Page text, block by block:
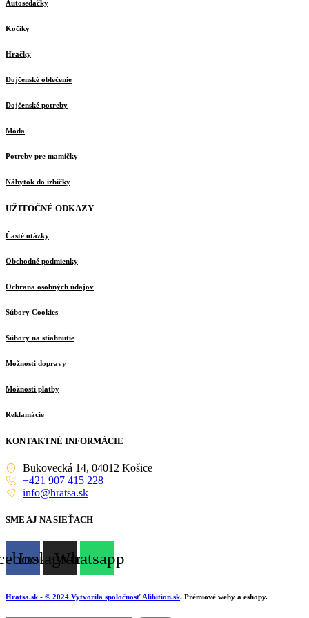
Autosedačky
Kočíky
Hračky
Dojčenské oblečenie
Dojčenské potreby
Móda
Potreby pre mamičky
Nábytok do izbičky
UŽITOČNÉ ODKAZY
Časté otázky
Obchodné podmienky
Ochrana osobných údajov
Súbory Cookies
Súbory na stiahnutie
Možnosti dopravy
Možnosti platby
Reklamácie
KONTAKTNÉ INFORMÁCIE
Bukovecká 14, 04012 Košice
+421 907 415 228
info@hratsa.sk
SME AJ NA SIEŤACH
InstagramWhatsapp
Hratsa.sk - © 2024 Vytvorila spoločnosť Alibition.sk. Prémiové weby a eshopy.